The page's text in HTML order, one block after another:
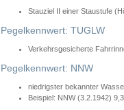
Stauziel II einer Staustufe
Pegelkennwert: TUGLW
Verkehrsgesicherte
Pegelkennwert: NNW
niedrigster bekannter
Beispiel: NNW (3.2.1942)